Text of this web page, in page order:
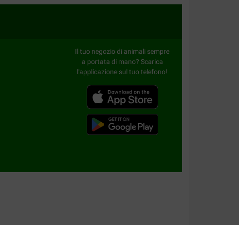
Il tuo negozio di animali sempre
a portata di mano? Scarica
l'applicazione sul tuo telefono!